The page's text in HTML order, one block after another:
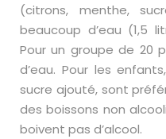
(citrons, menthe,
beaucoup d’eau (1,5
Pour un groupe de 20
d’eau. Pour les
sucre ajouté, sont
des boissons non
boivent pas d’alcool.